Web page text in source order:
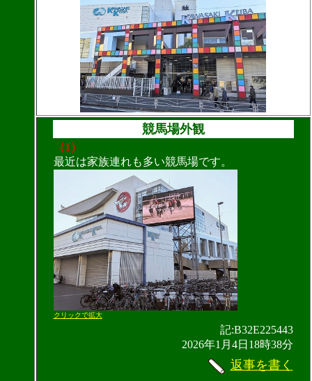
競馬場外観
（1）
最近は家族連れも多い競馬場です。
クリックで拡大
記:B32E225443
2026年1月4日18時38分
返事を書く